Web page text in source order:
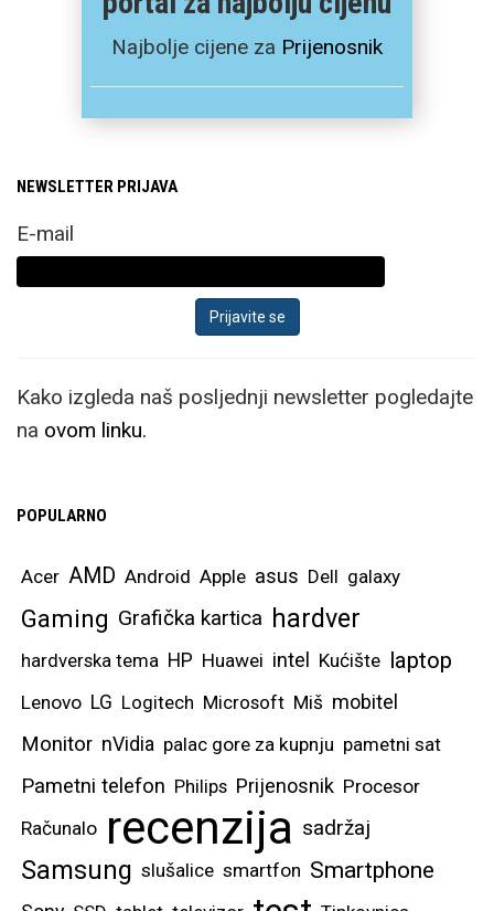
Najbolje cijene za Prijenosnik
NEWSLETTER PRIJAVA
E-mail
Kako izgleda naš posljednji newsletter pogledajte
na ovom linku.
POPULARNO
Acer AMD Android Apple asus Dell galaxy
Gaming Grafička kartica hardver
hardverska tema HP Huawei intel Kućište laptop
Lenovo LG Logitech Microsoft Miš mobitel
Monitor nVidia palac gore za kupnju pametni sat
Pametni telefon Philips Prijenosnik Procesor
Računalo recenzija sadržaj
Samsung slušalice smartfon Smartphone